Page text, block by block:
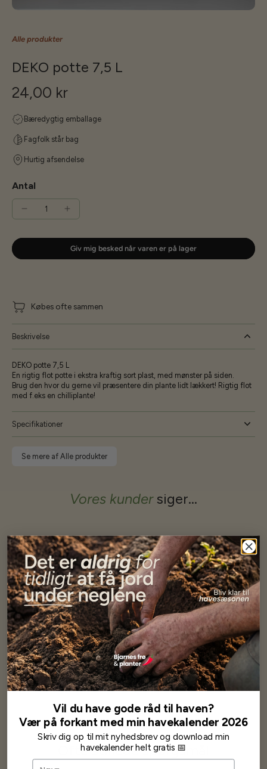
Alle produkter
DEKO potte 7,5 L
24,00 kr
Bæredygtig emballage
Fagfolk står bag
Hurtig afsendelse
Antal
Giv mig besked når varen er på lager
Købes ofte sammen
Beskrivelse
DEKO potte 7,5 L
En rigtig flot potte i ekstra kraftig sort plast, med mønster på siden.
Brug den hvor du gerne vil præsentere din plante lidt lækkert! Rigtig flot
med f.eks en chilliplante!
Specifikationer
Se mere af Alle produkter
Vores kundersiger...
Har altid kun mødt god vejledning og hjælp fra Barney (Bjarne)
Har lige i går modtaget de fineste asparges kroner med posten
wauw en god kvalitet og størrelse.
Som skrevet før når jeg har skrevet med Bjarne har jeg altid mødt
venlighed og god service.
Jeg vil klart anbefale andre at købe her fra
Karsten Larsen
Ofte stillede spørgsmål
Vil du have gode råd til haven?
Vær på forkant med min havekalender 2026
Skriv dig op til mit nyhedsbrev og download min
havekalender helt gratis 📅
Navn